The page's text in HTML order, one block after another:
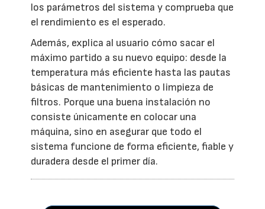
los parámetros del sistema y comprueba que
el rendimiento es el esperado.
Además, explica al usuario cómo sacar el
máximo partido a su nuevo equipo: desde la
temperatura más eficiente hasta las pautas
básicas de mantenimiento o limpieza de
filtros. Porque una buena instalación no
consiste únicamente en colocar una
máquina, sino en asegurar que todo el
sistema funcione de forma eficiente, fiable y
duradera desde el primer día.